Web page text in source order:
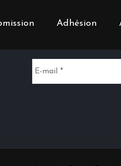
Adhésion
Inscrivez-vous à